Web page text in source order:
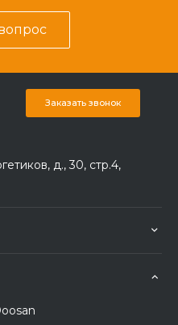
Заказать звонок
д., 30, стр.4,